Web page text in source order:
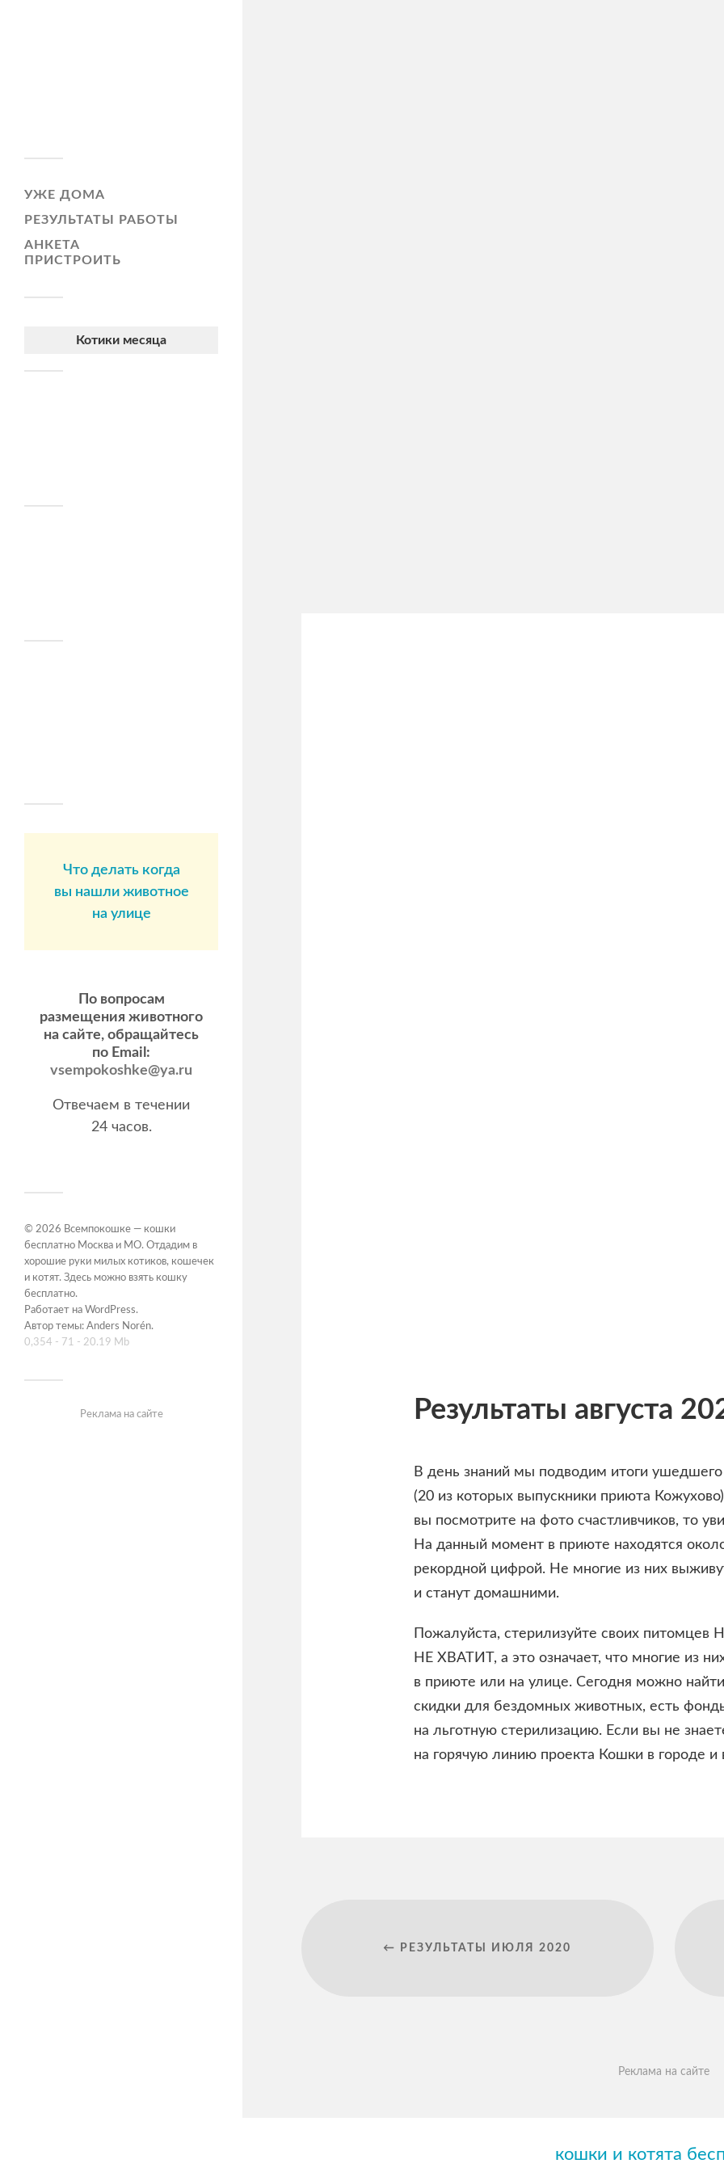
УЖЕ ДОМА
РЕЗУЛЬТАТЫ РАБОТЫ
АНКЕТА
ПРИСТРОИТЬ
Котики месяца
Что делать когда
вы нашли животное
на улице
По вопросам
размещения животного
на сайте, обращайтесь
по Email:
vsempokoshke@ya.ru
Отвечаем в течении
24 часов.
© 2026 Всемпокошке — кошки
бесплатно Москва и МО. Отдадим в
хорошие руки милых котиков, кошечек
и котят. Здесь можно взять кошку
бесплатно.
Работает на WordPress.
Автор темы: Anders Norén.
0,354 - 71 - 20.19 Mb
Реклама на сайте Результаты августа
В день знаний мы подводим итоги ушедшего
(20 из которых выпускники приюта
вы посмотрите на фото счастливчиков, то
На данный момент в приюте находятся
рекордной цифрой. Не многие из них
и станут домашними.
Пожалуйста, стерилизуйте своих
НЕ ХВАТИТ, а это означает, что многие из
в приюте или на улице. Сегодня можно
скидки для бездомных животных, есть
на льготную стерилизацию. Если вы не
на горячую линию проекта Кошки в городе и
← РЕЗУЛЬТАТЫ ИЮЛЯ 2020
Реклама на сайте
кошки и котята